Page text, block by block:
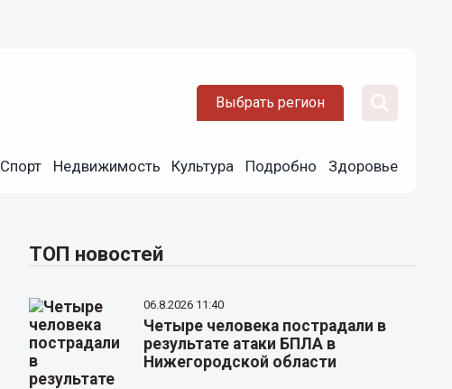
Выбрать регион
Спорт Недвижимость Культура Подробно Здоровье
ТОП новостей
06.8.2026 11:40
Четыре человека пострадали в
результате атаки БПЛА в
Нижегородской области